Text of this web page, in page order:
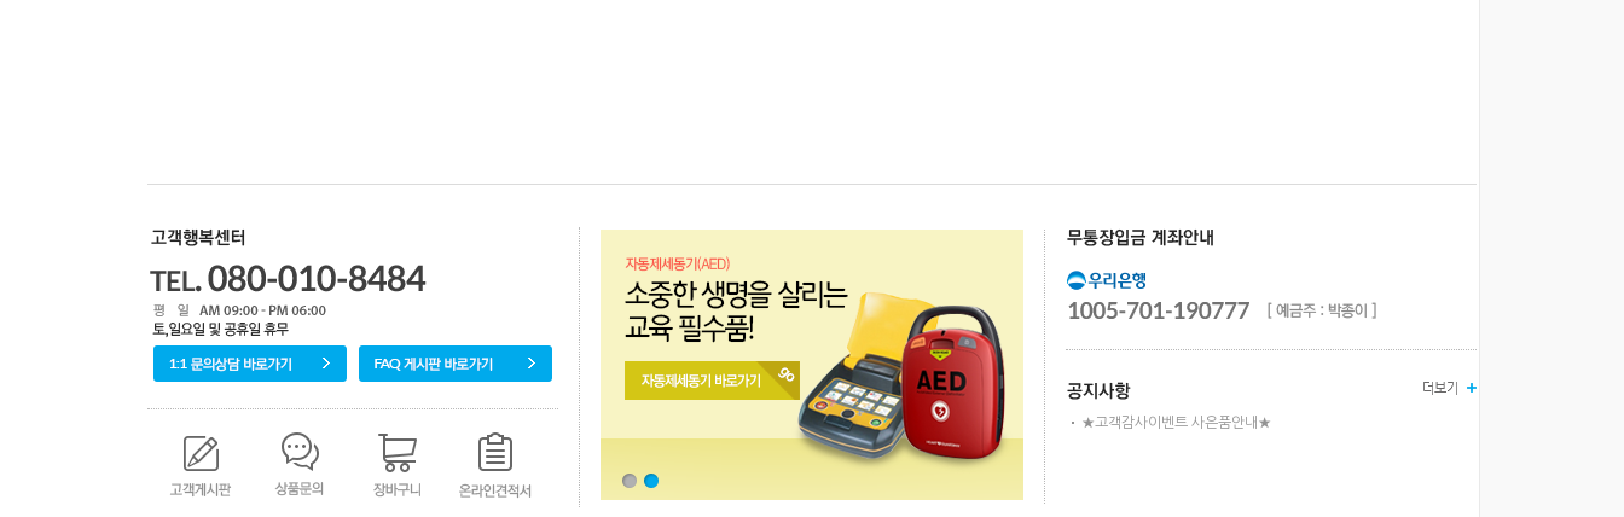
★고객감사이벤트 사은품안내★